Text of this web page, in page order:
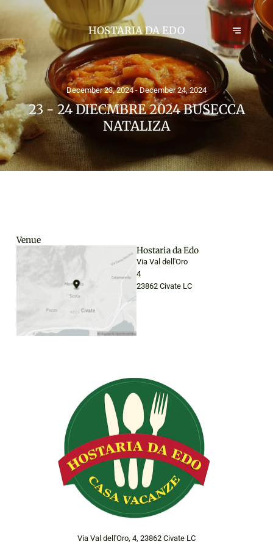
HOSTARIA DA EDO
December 23, 2024 - December 24, 2024
23 - 24 DIECMBRE 2024 BUSECCA
NATALIZA
Venue
Hostaria da Edo
Via Val dell'Oro
4
23862 Civate LC
Via Val dell'Oro, 4, 23862 Civate LC